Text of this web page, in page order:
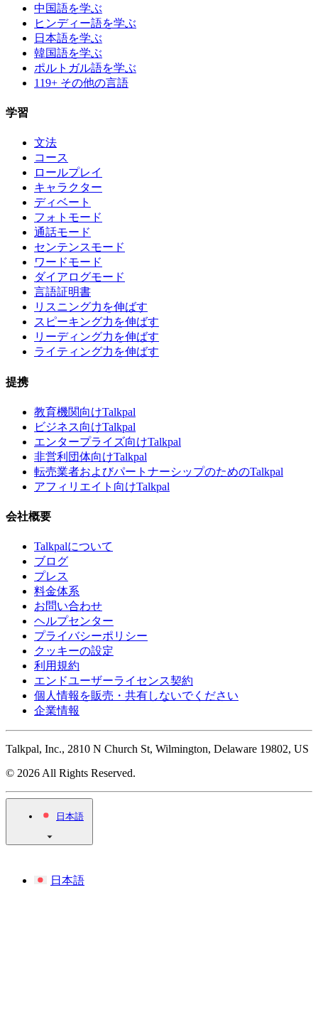
中国語を学ぶ
ヒンディー語を学ぶ
日本語を学ぶ
韓国語を学ぶ
ポルトガル語を学ぶ
119+ その他の言語
学習
文法
コース
ロールプレイ
キャラクター
ディベート
フォトモード
通話モード
センテンスモード
ワードモード
ダイアログモード
言語証明書
リスニング力を伸ばす
スピーキング力を伸ばす
リーディング力を伸ばす
ライティング力を伸ばす
提携
教育機関向けTalkpal
ビジネス向けTalkpal
エンタープライズ向けTalkpal
非営利団体向けTalkpal
転売業者およびパートナーシップのためのTalkpal
アフィリエイト向けTalkpal
会社概要
Talkpalについて
ブログ
プレス
料金体系
お問い合わせ
ヘルプセンター
プライバシーポリシー
クッキーの設定
利用規約
エンドユーザーライセンス契約
個人情報を販売・共有しないでください
企業情報
Talkpal, Inc., 2810 N Church St, Wilmington, Delaware 19802, US
© 2026 All Rights Reserved.
日本語
日本語